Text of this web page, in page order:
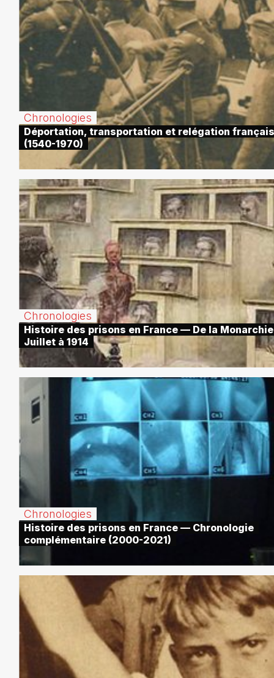
Chronologies
Déportation, transportation et relégation
(1540-1970)
Chronologies
Histoire des prisons en France — De la
Juillet à 1914
Chronologies
Histoire des prisons en France — Chronologie
complémentaire (2000-2021)